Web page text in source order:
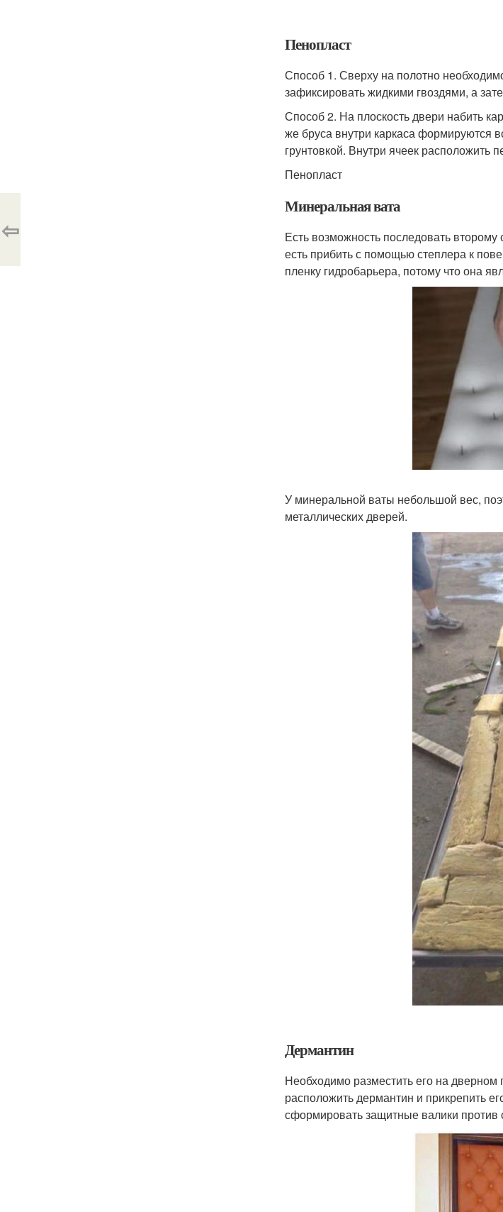
Пенопласт
Способ 1. Сверху на полотно
зафиксировать жидкими гвоздями, а
Способ 2. На плоскость двери набить
же бруса внутри каркаса формируются
грунтовкой. Внутри ячеек
Пенопласт
Минеральная вата
Есть возможность последовать
есть прибить с помощью степлера к
пленку гидробарьера, потому что она
У минеральной ваты небольшой вес,
металлических дверей.
Дермантин
Необходимо разместить его на
расположить дермантин и прикрепить
сформировать защитные валики против
⇦